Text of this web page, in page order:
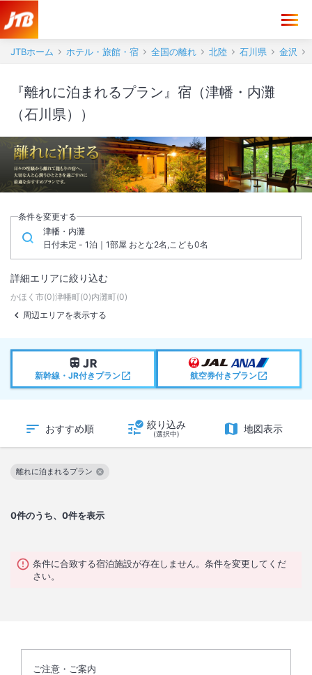
JTBホーム ホテル・旅館・宿 全国の離れ 北陸 石川県 金沢
『離れに泊まれるプラン』宿（津幡・内灘
（石川県））
条件を変更する
津幡・内灘
日付未定 - 1泊｜1部屋 おとな2名,こども0名
詳細エリアに絞り込む
かほく市(0)津幡町(0)内灘町(0)
周辺エリアを表示する
新幹線・JR付きプラン 航空券付きプラン
おすすめ順 絞り込み
(選択中) 地図表示
0件のうち、0件を表示
離れに泊まれるプラン
この絞り込み条件を解除
条件に合致する宿泊施設が存在しません。条件を変更してくだ
さい。
ご注意・ご案内